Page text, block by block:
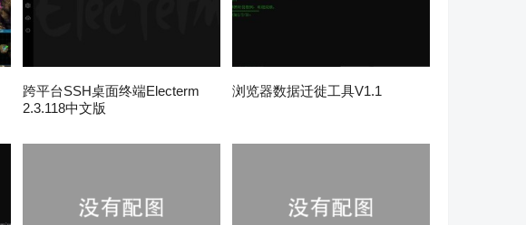
跨平台SSH桌面终端Electerm
2.3.118中文版
浏览器数据迁徙工具V1.1